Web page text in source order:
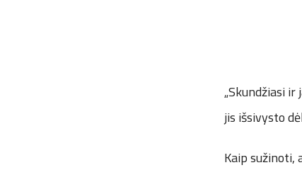
„Skundžiasi
jis išsivysto
Kaip sužinoti,